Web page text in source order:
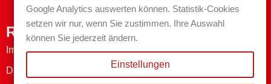
Rechtliches
Impressum
Datenschutzerklärung
Google Analytics auswerten können. Statistik-Cookies
setzen wir nur, wenn Sie zustimmen. Ihre Auswahl
können Sie jederzeit ändern.
Einstellungen